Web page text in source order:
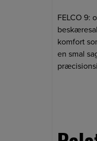
FELCO 9:
komfort
en smal